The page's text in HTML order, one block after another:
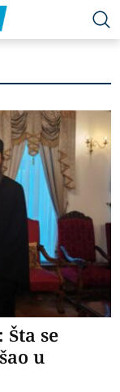
se
u